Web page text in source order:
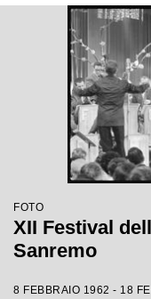
FOTO
XII Festival
Sanremo
8 FEBBRAIO 1962 - 18